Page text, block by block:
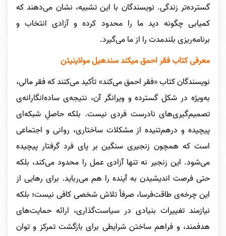
گسترده‌تر زندگی. نویسندگان با این تشبیه، نشان می‌دهند که
کمیابی چگونه دید ما را محدود کرده و آزادی انتخاب و
برنامه‌ریزی بلندمدت را از ما می‌گیرد.
معرفی کتاب فقر احمق میکند سندهیل مولاینیتن
نویسندگان کتاب «فقر احمق می‌کند» تأکید می‌کنند که فقر مالی،
به‌ویژه در شکل گسترده و ویرانگر آن، نتیجه‌ی ساده‌انگارانه‌ی
تصمیم‌گیری‌های نادرست فردی نیست. بلکه حاصلِ شبکه‌ای
پیچیده و درهم‌تنیده از مشکلات ساختاری، روانی و اجتماعی
است که همچون زنجیری سنگین بر پای فرد گرفتار پیچیده
می‌شود. این زنجیر نه تنها آزادی عمل را محدود می‌کند، بلکه
حتی فرصت اندیشیدن به آینده را هم می‌رباید. برای رهایی از
این چرخه‌ی طاقت‌فرسا، صرفاً تلاش شخصی کافی نیست؛ بلکه
نیازمند تغییرات بنیادی در سیاست‌گذاری، ارائه حمایت‌های
هدفمند، و فراهم ساختن شرایطی برای بازگشت تمرکز و توان